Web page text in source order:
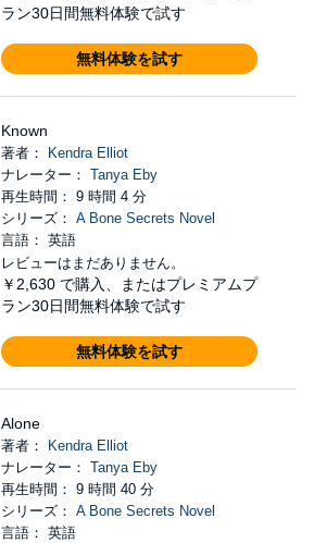
ラン30日間無料体験で試す
無料体験を試す
Known
著者：
Kendra Elliot
ナレーター： Tanya Eby
再生時間： 9 時間 4 分
シリーズ： A Bone Secrets Novel
言語： 英語
レビューはまだありません。
￥2,630 で購入、またはプレミアムプ
ラン30日間無料体験で試す
無料体験を試す
Alone
著者：
Kendra Elliot
ナレーター： Tanya Eby
再生時間： 9 時間 40 分
シリーズ： A Bone Secrets Novel
言語： 英語